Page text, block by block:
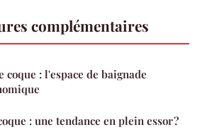
complémentaires
coque : l'espace de baignade
: une tendance en plein essor ?